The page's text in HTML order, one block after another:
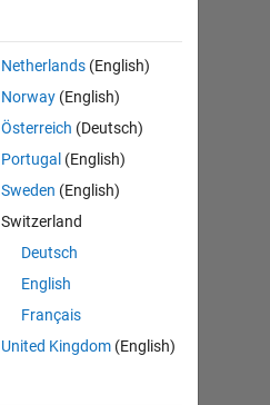
Netherlands (English)
Norway (English)
Österreich (Deutsch)
Portugal (English)
Sweden (English)
Switzerland
Deutsch
English
Français
United Kingdom (English)